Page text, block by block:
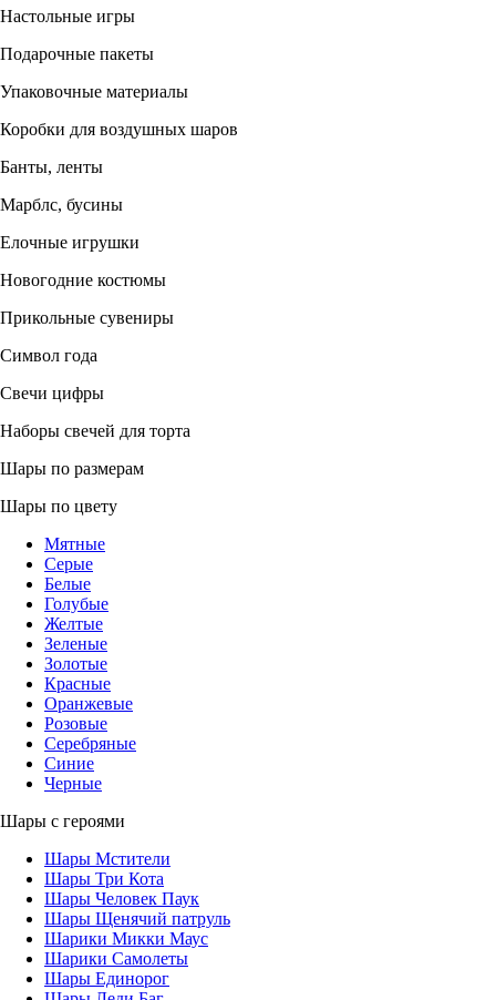
Настольные игры
Подарочные пакеты
Упаковочные материалы
Коробки для воздушных шаров
Банты, ленты
Марблс, бусины
Елочные игрушки
Новогодние костюмы
Прикольные сувениры
Символ года
Свечи цифры
Наборы свечей для торта
Шары по размерам
Шары по цвету
Мятные
Серые
Белые
Голубые
Желтые
Зеленые
Золотые
Красные
Оранжевые
Розовые
Серебряные
Синие
Черные
Шары с героями
Шары Мстители
Шары Три Кота
Шары Человек Паук
Шары Щенячий патруль
Шарики Микки Маус
Шарики Самолеты
Шары Единорог